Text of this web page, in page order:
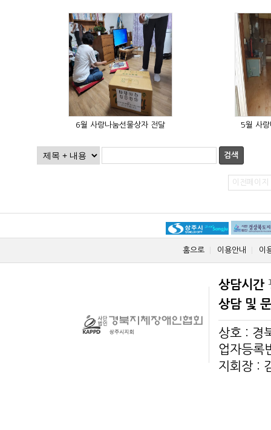
6월 사랑나눔선물상자 전달 5월 사
검색
이전페이지
홈으로 이용안내 이
상담시간
상담 및
상호 : 경
업자등
지회장 :